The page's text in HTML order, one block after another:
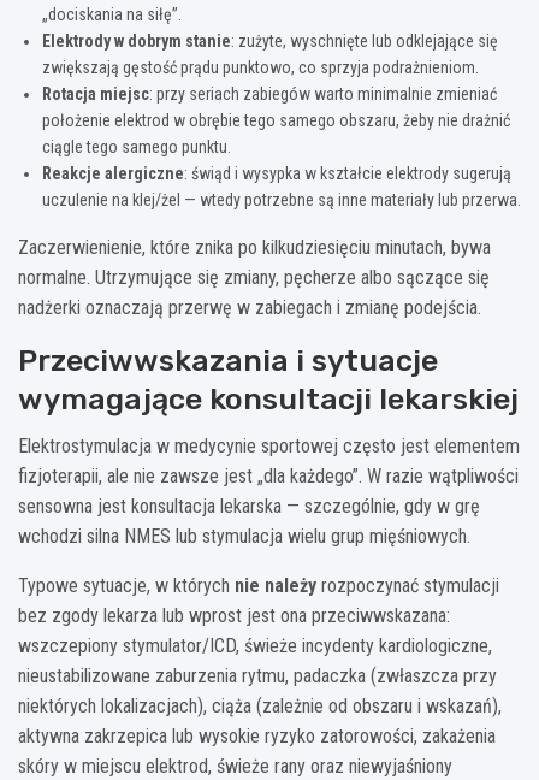
„dociskania na siłę”.
Elektrody w dobrym stanie: zużyte, wyschnięte lub odklejające się
zwiększają gęstość prądu punktowo, co sprzyja podrażnieniom.
Rotacja miejsc: przy seriach zabiegów warto minimalnie zmieniać
położenie elektrod w obrębie tego samego obszaru, żeby nie drażnić
ciągle tego samego punktu.
Reakcje alergiczne: świąd i wysypka w kształcie elektrody sugerują
uczulenie na klej/żel — wtedy potrzebne są inne materiały lub przerwa.
Zaczerwienienie, które znika po kilkudziesięciu minutach, bywa
normalne. Utrzymujące się zmiany, pęcherze albo sączące się
nadżerki oznaczają przerwę w zabiegach i zmianę podejścia.
Przeciwwskazania i sytuacje
wymagające konsultacji lekarskiej
Elektrostymulacja w medycynie sportowej często jest elementem
fizjoterapii, ale nie zawsze jest „dla każdego”. W razie wątpliwości
sensowna jest konsultacja lekarska — szczególnie, gdy w grę
wchodzi silna NMES lub stymulacja wielu grup mięśniowych.
Typowe sytuacje, w których nie należy rozpoczynać stymulacji
bez zgody lekarza lub wprost jest ona przeciwwskazana:
wszczepiony stymulator/ICD, świeże incydenty kardiologiczne,
nieustabilizowane zaburzenia rytmu, padaczka (zwłaszcza przy
niektórych lokalizacjach), ciąża (zależnie od obszaru i wskazań),
aktywna zakrzepica lub wysokie ryzyko zatorowości, zakażenia
skóry w miejscu elektrod, świeże rany oraz niewyjaśniony